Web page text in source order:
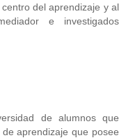
del aprendizaje y al
e investigados
de alumnos que
aprendizaje que posee